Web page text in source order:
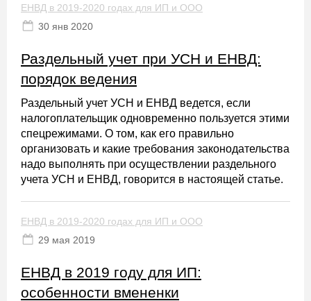
ЕНВД в 2019-2020 годах для ИП и ООО
30 янв 2020
Раздельный учет при УСН и ЕНВД:
порядок ведения
Раздельный учет УСН и ЕНВД ведется, если
налогоплательщик одновременно пользуется этими
спецрежимами. О том, как его правильно
организовать и какие требования законодательства
надо выполнять при осуществлении раздельного
учета УСН и ЕНВД, говорится в настоящей статье.
ЕНВД в 2019-2020 годах для ИП и ООО
29 мая 2019
ЕНВД в 2019 году для ИП:
особенности вмененки